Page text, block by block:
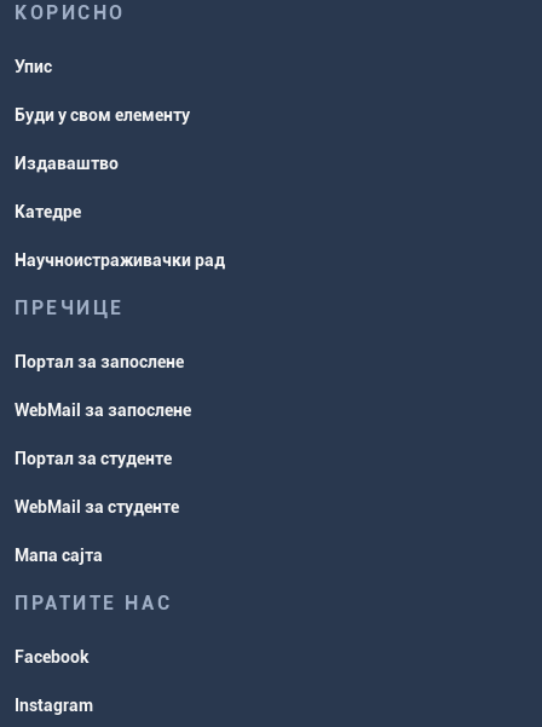
КОРИСНО
Упис
Буди у свом елементу
Издаваштво
Катедре
Научноистраживачки рад
ПРЕЧИЦЕ
Портал за запослене
WebMail за запослене
Портал за студенте
WebMail за студенте
Мапа сајта
ПРАТИТЕ НАС
Facebook
Instagram